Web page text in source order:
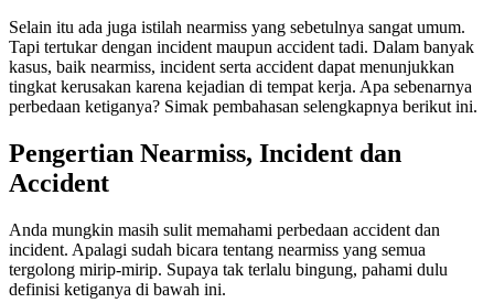
Selain itu ada juga istilah nearmiss yang sebetulnya sangat umum.
Tapi tertukar dengan incident maupun accident tadi. Dalam banyak
kasus, baik nearmiss, incident serta accident dapat menunjukkan
tingkat kerusakan karena kejadian di tempat kerja. Apa sebenarnya
perbedaan ketiganya? Simak pembahasan selengkapnya berikut ini.
Pengertian Nearmiss, Incident dan
Accident
Anda mungkin masih sulit memahami perbedaan accident dan
incident. Apalagi sudah bicara tentang nearmiss yang semua
tergolong mirip-mirip. Supaya tak terlalu bingung, pahami dulu
definisi ketiganya di bawah ini.